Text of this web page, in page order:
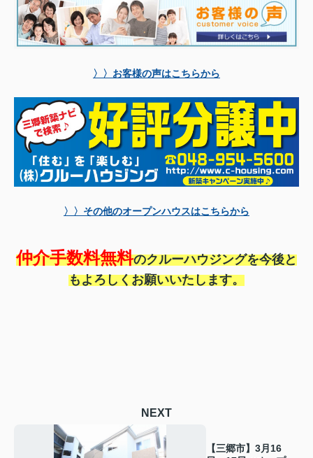
〉〉お客様の声はこちらから
〉〉その他のオープンハウスはこちらから
仲介手数料無料のクルーハウジングを今後と
もよろしくお願いいたします。
NEXT
【三郷市】3月16